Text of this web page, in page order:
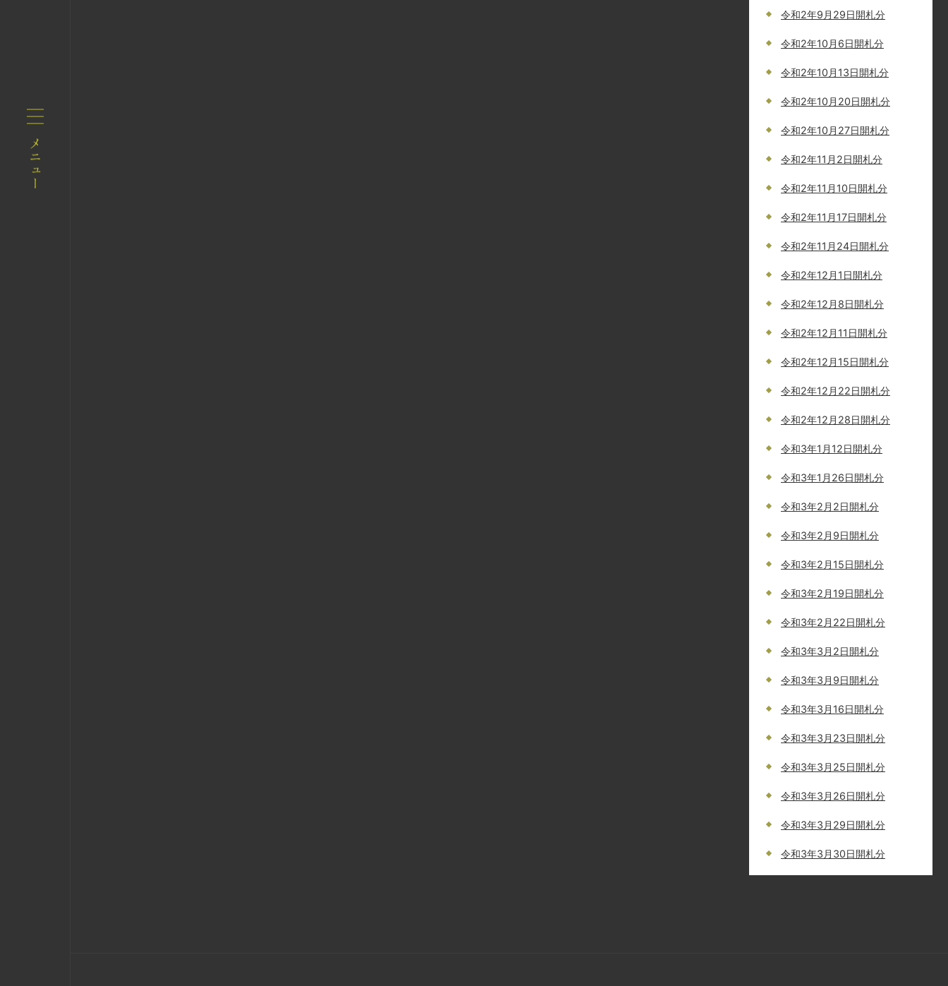
令和2年9月29日開札分
令和2年10月6日開札分
令和2年10月13日開札分
令和2年10月20日開札分
令和2年10月27日開札分
令和2年11月2日開札分
令和2年11月10日開札分
令和2年11月17日開札分
令和2年11月24日開札分
令和2年12月1日開札分
令和2年12月8日開札分
令和2年12月11日開札分
令和2年12月15日開札分
令和2年12月22日開札分
令和2年12月28日開札分
令和3年1月12日開札分
令和3年1月26日開札分
令和3年2月2日開札分
令和3年2月9日開札分
令和3年2月15日開札分
令和3年2月19日開札分
令和3年2月22日開札分
令和3年3月2日開札分
令和3年3月9日開札分
令和3年3月16日開札分
令和3年3月23日開札分
令和3年3月25日開札分
令和3年3月26日開札分
令和3年3月29日開札分
令和3年3月30日開札分